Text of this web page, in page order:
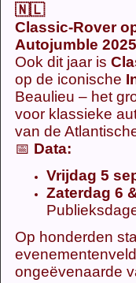
🇳🇱
Classic-Rover
Autojumble 2025
Ook dit jaar is
op de iconische
Beaulieu – het
voor klassieke
van de
📅 Data:
Vrijdag 5
Zaterdag 6
Op honderden
ongeëvenaarde